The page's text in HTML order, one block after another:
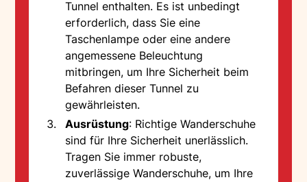
Tunnel enthalten. Es ist unbedingt
erforderlich, dass Sie eine
Taschenlampe oder eine andere
angemessene Beleuchtung
mitbringen, um Ihre Sicherheit beim
Befahren dieser Tunnel zu
gewährleisten.
Ausrüstung: Richtige Wanderschuhe
sind für Ihre Sicherheit unerlässlich.
Tragen Sie immer robuste,
zuverlässige Wanderschuhe, um Ihre